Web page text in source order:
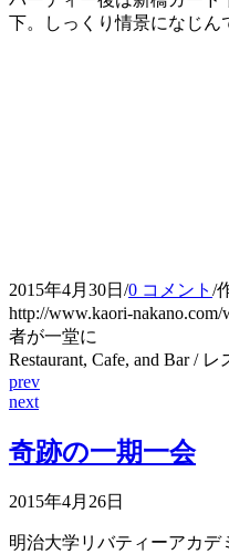
下。しっくり情景になじん
2015年4月30日 /0 コメント /
http://www.kaori-nakano.com/
者が一堂に
Restaurant, Cafe, and Bar /
prev
next
奇跡の一期一会
2015年4月26日
明治大学リバティーアカ